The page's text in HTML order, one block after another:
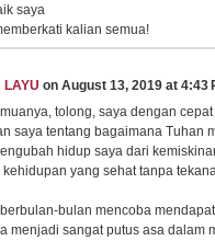
saya
kalian semua!
LAYU on August 13, 2019 at 4:43
tolong, saya dengan
saya tentang bagaimana Tuhan
hidup saya dari
yang sehat tanpa
bulan mencoba
menjadi sangat putus asa dalam